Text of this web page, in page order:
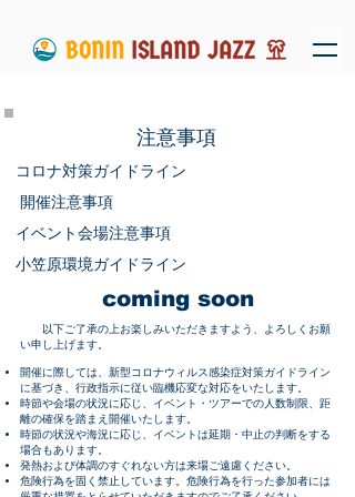
注意事項
コロナ対策ガイドライン
開催注意事項
イベント会場注意事項
小笠原環境ガイドライン
coming soon
以下ご了承の上お楽しみいただきますよう、よろしくお願
い申し上げます。
開催に際しては、 新型コロナウィルス感染症対策ガイドライン
に基づき、 行政指示に従い臨機応変な対応をいたします。
​​時節や会場の状況に応じ 、イベント・ツアーでの人数制限、距
離の確保を踏まえ開催いたします。
時節の状況や海況に応じ、イベントは延期・中止の判断をする
場合もあります。
発熱および体調のすぐれない方は来場ご遠慮ください。
危険行為を固く禁止しています。危険行為を行った参加者には